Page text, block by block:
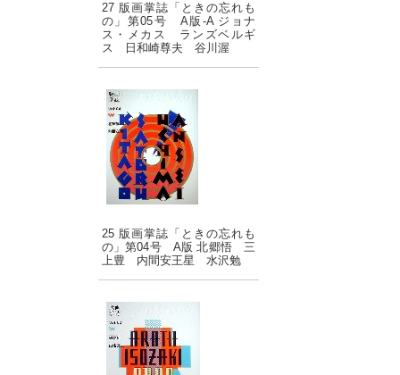
27 版画掌誌「ときの忘れも
の」第05号 A版-A ジョナ
ス・メカス ランズベルギ
ス 日和崎尊夫 谷川渥
25 版画掌誌「ときの忘れも
の」第04号 A版 北郷悟 三
上豊 内間安王星 水沢勉